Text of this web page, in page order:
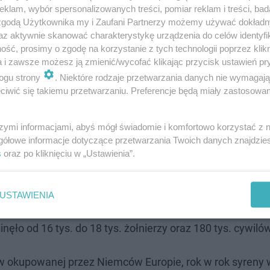
ukazuje ono, że siła, walka i jedność mają sens,
rodaków.
się kolejna walka o wolność. 1 sierpnia 1944
Krajowej, gen. Tadeusza Komorowskiego „Bora”,
dniach. W wyniku powstania stolica Polski została
od 16 tys. do 18 tys. żołnierzy oraz 180 tys.
przez Niemców Europie, rok w rok syreny
wybór spersonalizowanych treści, pomiar reklam i treści,
Użytkownika my i Zaufani Partnerzy możemy używać
aktywnie skanować charakterystykę urządzenia do celów
prosimy o zgodę na korzystanie z tych technologii poprzez
i zawsze możesz ją zmienić/wycofać klikając przycisk ustawień
strony
. Niektóre rodzaje przetwarzania danych nie
się takiemu przetwarzaniu. Preferencje będą miały
informacjami, abyś mógł świadomie i komfortowo korzystać z
informacje dotyczące przetwarzania Twoich danych
oraz po kliknięciu w „Ustawienia”.
USTAWIENIA